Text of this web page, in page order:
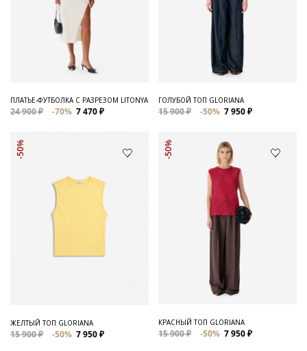
ПЛАТЬЕ-ФУТБОЛКА С РАЗРЕЗОМ LITONYA
24 900 ₽ -70% 7 470 ₽
ГОЛУБОЙ ТОП GLORIANA
15 900 ₽ -50% 7 950 ₽
-50%
ЖЕЛТЫЙ ТОП GLORIANA
15 900 ₽ -50% 7 950 ₽
-50%
КРАСНЫЙ ТОП GLORIANA
15 900 ₽ -50% 7 950 ₽